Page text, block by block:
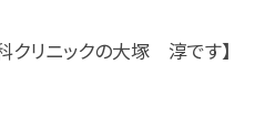
リニックの大塚 淳です】